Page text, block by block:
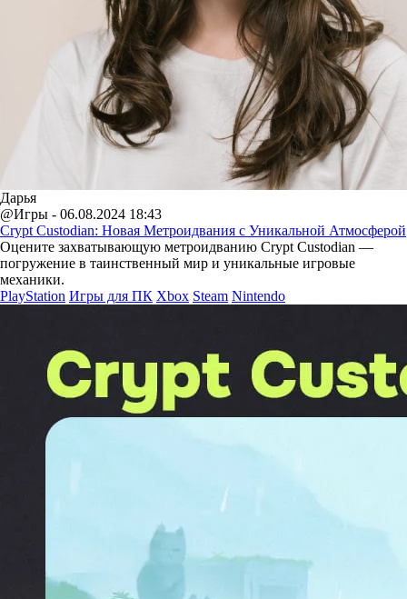
Дарья
@Игры - 06.08.2024 18:43
Crypt Custodian: Новая Метроидвания с Уникальной Атмосферой
Оцените захватывающую метроидванию Crypt Custodian —
погружение в таинственный мир и уникальные игровые
механики.
PlayStation Игры для ПК Xbox Steam Nintendo